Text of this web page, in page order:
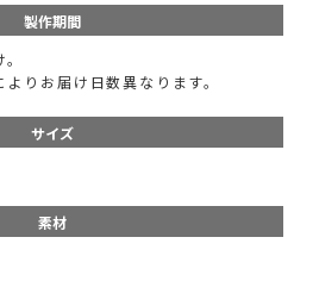
製作期間
りお届け日数異なります。
サイズ
素材